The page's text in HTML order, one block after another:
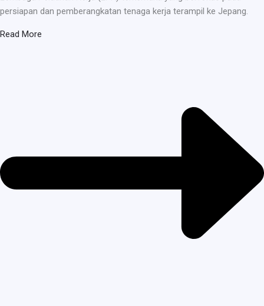
persiapan dan pemberangkatan tenaga kerja terampil ke Jepang.
Read More